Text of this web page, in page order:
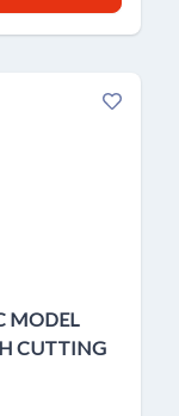
MODEL
CUTTING